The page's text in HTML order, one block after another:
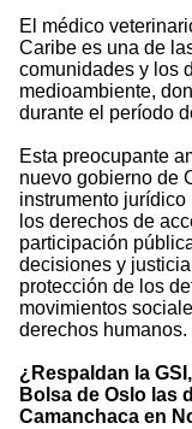
El médico
Caribe es una de
comunidades y los
medioambiente,
durante el período
Esta preocupante
nuevo gobierno de
instrumento
los derechos de
participación
decisiones y
protección de los
movimientos
derechos humanos.
¿Respaldan la
Bolsa de Oslo las
Camanchaca en